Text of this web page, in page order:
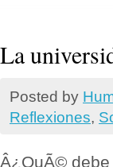
La
Posted by
Reflexiones,
Â¿QuÃ©